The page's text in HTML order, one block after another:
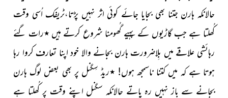
حالانکہ ہارن جتنا بھی بجایا جائے کوئی اثر نہیں پڑتا،ٹریفک اُسی وقت
کُھلتا ہے جب گاڑیوں کے پہیے گُھومنا شروع کرتے ہیں ٭رات گئے
رہائشی علاقے میں بِلاضرورت ہارن بجانے والا خود اپنا تعارف کروا رہا
ہوتا ہے کہ میں کتنا ناسمجھ ہوں! ٭ریڈ سِگنل پر بھی بعض لوگ ہارن
بجانے سے باز نہیں رہ پاتے حالانکہ سگنل اپنے وقت پر کُھلتا ہے